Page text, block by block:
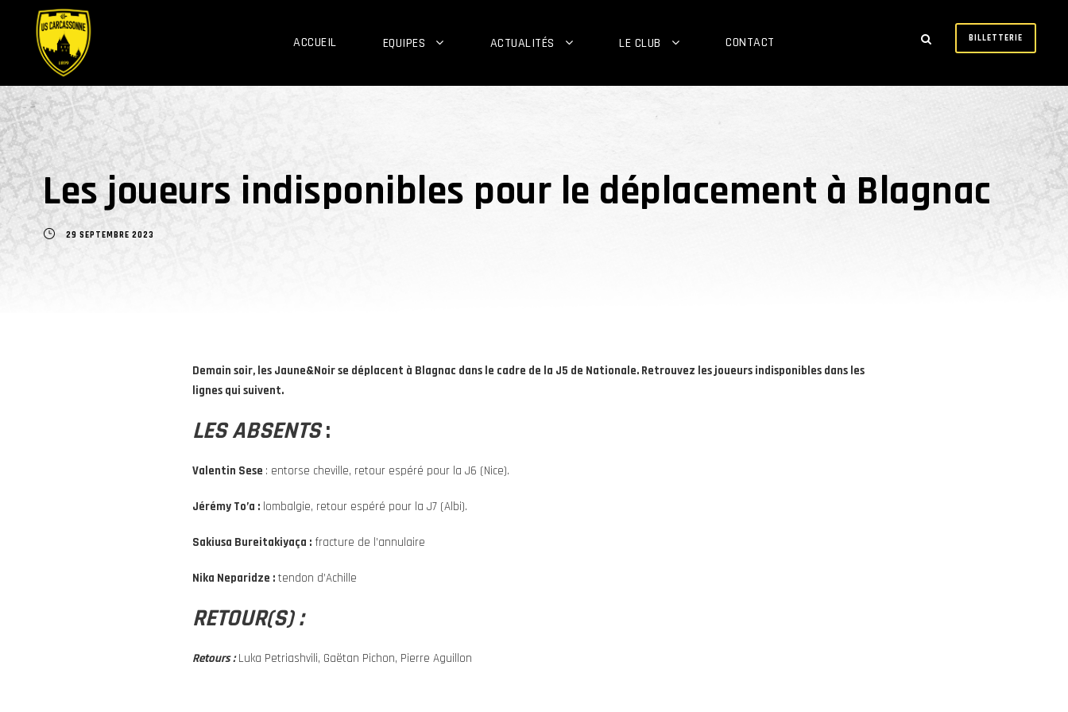
ACCUEIL EQUIPES ACTUALITÉS LE CLUB CONTACT BILLETTERIE
Les joueurs indisponibles pour le déplacement à Blagnac
29 SEPTEMBRE 2023
Demain soir, les Jaune&Noir se déplacent à Blagnac dans le cadre de la J5 de Nationale. Retrouvez les joueurs indisponibles dans les
lignes qui suivent.
LES ABSENTS:
Valentin Sese : entorse cheville, retour espéré pour la J6 (Nice).
Jérémy To’a : lombalgie, retour espéré pour la J7 (Albi).
Sakiusa Bureitakiyaça : fracture de l’annulaire
Nika Neparidze : tendon d’Achille
RETOUR(S) :
Retours : Luka Petriashvili, Gaëtan Pichon, Pierre Aguillon